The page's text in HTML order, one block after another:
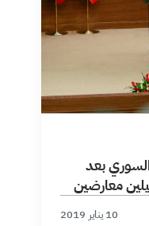
بعد
معارضين
10 يناير 2019